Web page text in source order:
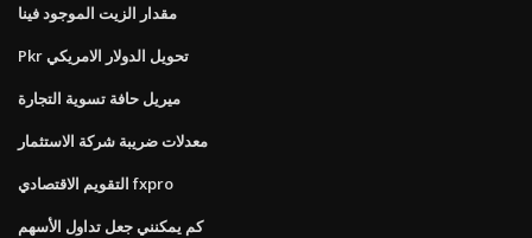
مقدار الزيت الموجود فينا
Pkr تحويل الدولار الامريكي
ميريل حافة تسوية التجارة
معدلات ضريبة شركة الاستثمار
التقويم الاقتصادي fxpro
كم يمكنني جعل تداول الأسهم